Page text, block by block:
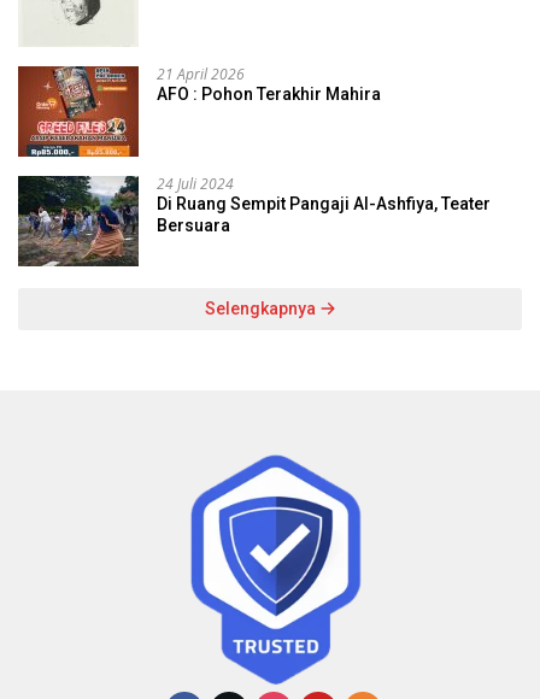
21 April 2026
AFO : Pohon Terakhir Mahira
24 Juli 2024
Di Ruang Sempit Pangaji Al-Ashfiya, Teater
Bersuara
Selengkapnya